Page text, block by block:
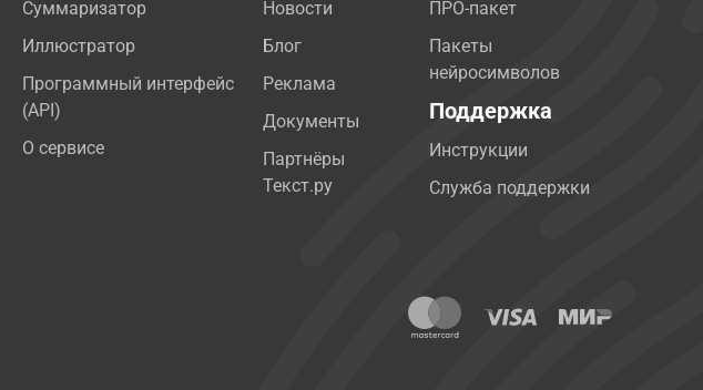
Суммаризатор
Иллюстратор
Программный интерфейс
(API)
О сервисе
Новости
Блог
Реклама
Документы
Партнёры
Текст.ру
ПРО-пакет
Пакеты
нейросимволов
Поддержка
Инструкции
Служба поддержки